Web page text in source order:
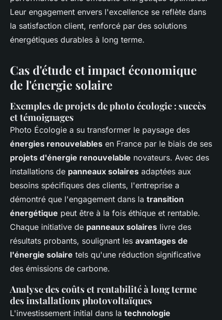
Leur engagement envers l'excellence se reflète dans
la satisfaction client, renforcé par des solutions
énergétiques durables à long terme.
Cas d'étude et impact économique
de l'énergie solaire
Exemples de projets de photo écologie : succès
et témoignages
Photo Écologie a su transformer le paysage des
énergies renouvelables en France par le biais de ses
projets d'énergie renouvelable novateurs. Avec des
installations de panneaux solaires adaptées aux
besoins spécifiques des clients, l'entreprise a
démontré que l'engagement dans la transition
énergétique peut être à la fois éthique et rentable.
Chaque initiative de panneaux solaires livre des
résultats probants, soulignant les avantages de
l'énergie solaire tels qu'une réduction significative
des émissions de carbone.
Analyse des coûts et rentabilité à long terme
des installations photovoltaïques
L'investissement initial dans la technologie